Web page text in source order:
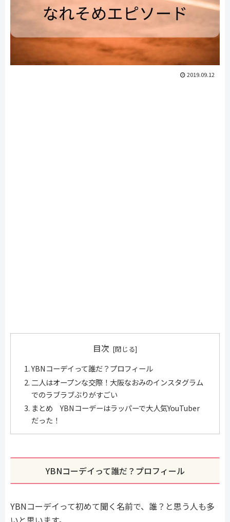
2019.09.12
目次
YBNコーデイって誰だ？プロフィール
二人はオープンな交際！大阪なおみのインスタグラム
でのラブラブぶりがすごい
まとめ YBNコーデーはラッパーで大人気YouTuber
だった！
YBNコーデイって誰だ？プロフィール
YBNコーデイって初めて聞く名前で、誰？と思う人も多